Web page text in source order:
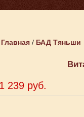
Главная / БАД Тяньши
1 239 руб.